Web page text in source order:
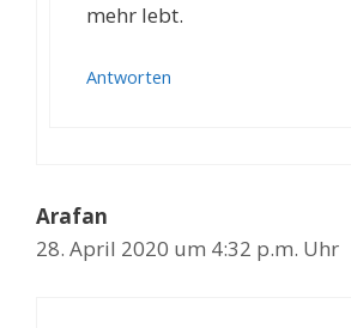
mehr lebt.
Antworten
Arafan
28. April 2020 um 4:32 p.m. Uhr